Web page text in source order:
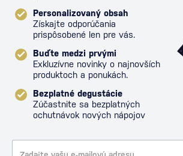
Personalizovaný obsah
Získajte odporúčania
prispôsobené len pre vás.
Buďte medzi prvými
Exkluzívne novinky o najnovších
produktoch a ponukách.
Bezplatné degustácie
Zúčastnite sa bezplatných
ochutnávok nových nápojov